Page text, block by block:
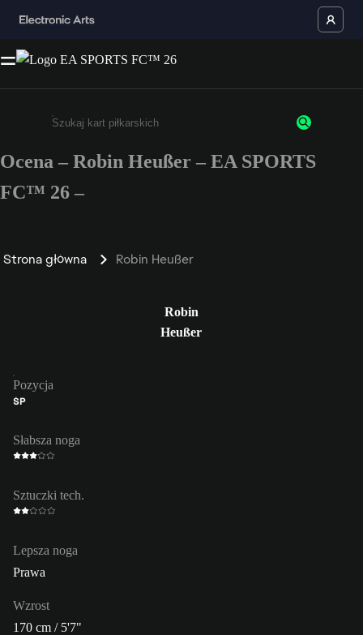
Wpisz co najmniej 3 znaki lub cyfry.
Ocena – Robin Heußer – EA SPORTS
FC™ 26 –
Strona główna Robin Heußer
Robin
Heußer
Pozycja
ŚP
Słabsza noga
Sztuczki tech.
Lepsza noga
Prawa
Wzrost
170 cm / 5'7"